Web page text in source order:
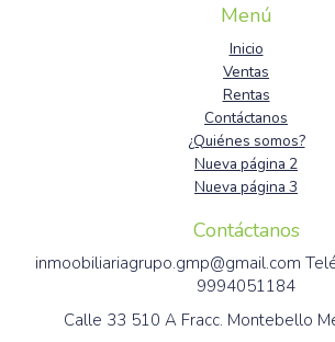
Menú
Inicio
Ventas
Rentas
Contáctanos
¿Quiénes somos?
Nueva página 2
Nueva página 3
Contáctanos
inmoobiliariagrupo.gmp@gmail.com
9994051184
Calle 33 510 A Fracc. Montebello